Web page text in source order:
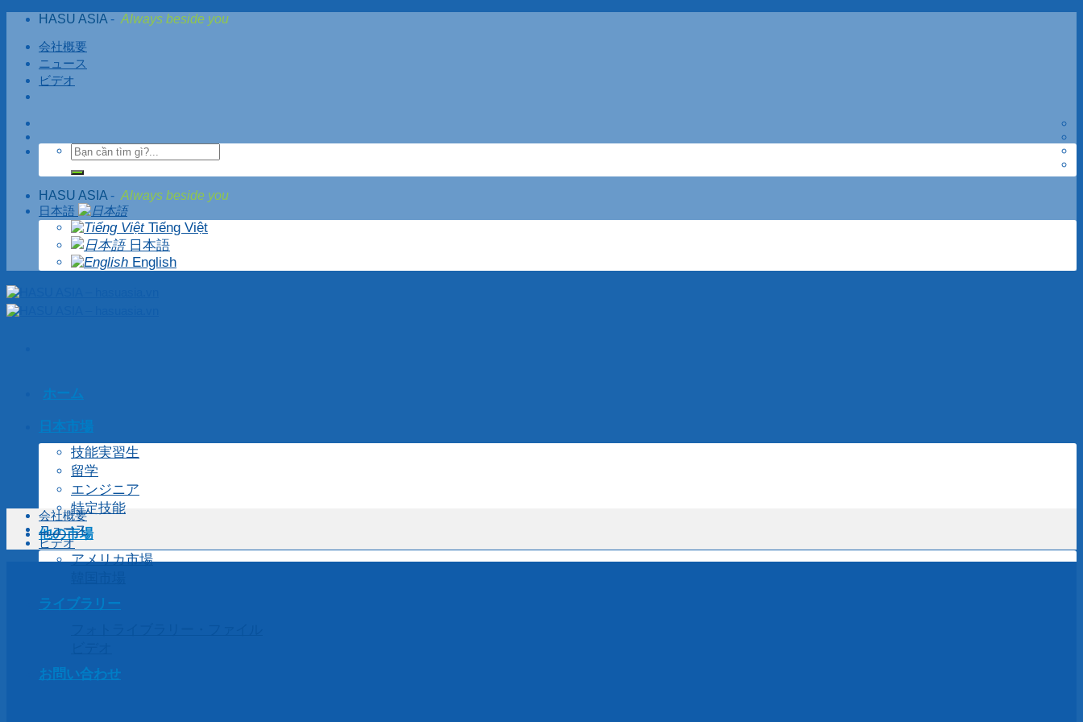
Skip
content
HASU ASIA - Always beside you
会社概要
ニュース
ビデオ
HASU ASIA - Always beside you
日本語
Tiếng Việt
日本語
English
ホーム
日本市場
技能実習生
留学
エンジニア
特定技能
他の市場
アメリカ市場
ライブラリー
お問い合わせ
会社概要
ニュース
ビデオ